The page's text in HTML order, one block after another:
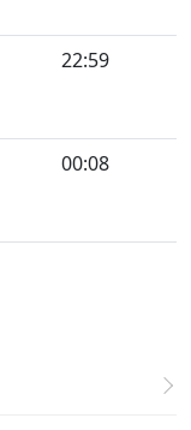
22:59
00:08